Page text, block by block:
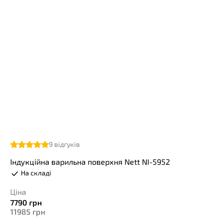
9 відгуків
Індукційна варильна поверхня Nett NI-5952
На складі
Ціна
7790 грн
11985 грн